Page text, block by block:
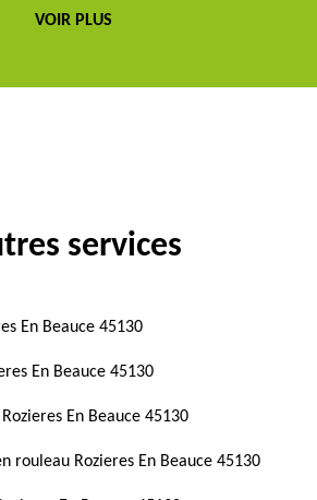
VOIR PLUS
services
En Beauce 45130
En Beauce 45130
En Beauce 45130
rouleau Rozieres En Beauce 45130